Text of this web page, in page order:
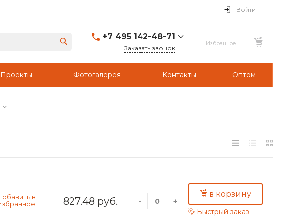
Войти
+7 495 142-48-71
Заказать звонок
Проекты Фотогалерея Контакты Оптом
827.48 руб. - +
в корзину
Быстрый заказ